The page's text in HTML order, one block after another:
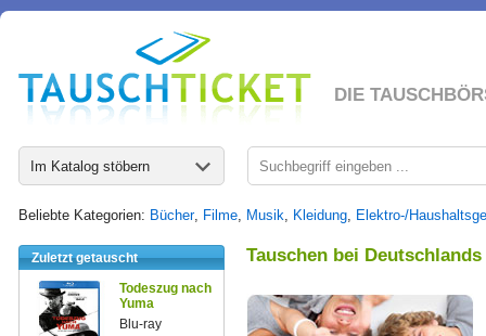
DIE
Im Katalog stöbern
Beliebte Kategorien: Bücher, Filme, Musik, Kleidung, Elektro-/
Zuletzt getauscht
Todeszug nach
Yuma
Blu-ray
Tauschen bei